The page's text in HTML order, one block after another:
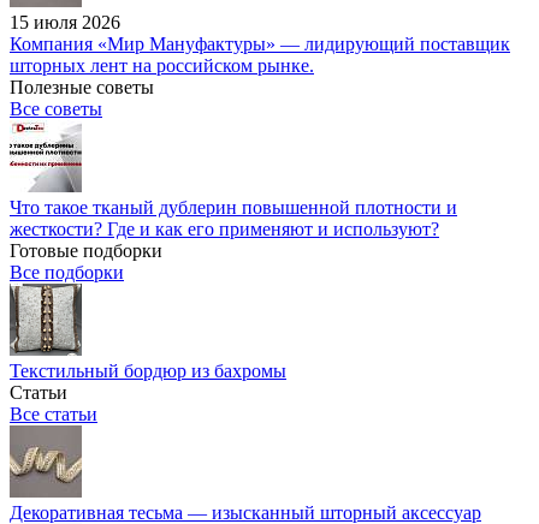
15 июля 2026
Компания «Мир Мануфактуры» — лидирующий поставщик
шторных лент на российском рынке.
Полезные советы
Все советы
Что такое тканый дублерин повышенной плотности и
жесткости? Где и как его применяют и используют?
Готовые подборки
Все подборки
Текстильный бордюр из бахромы
Статьи
Все статьи
Декоративная тесьма — изысканный шторный аксессуар